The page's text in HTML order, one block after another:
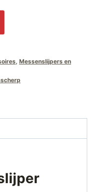
, Messenslijpers en